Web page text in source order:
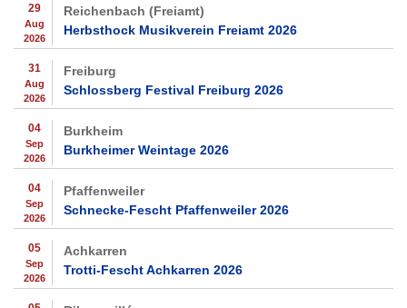
29
Aug
2026
Reichenbach (Freiamt)
Herbsthock Musikverein Freiamt 2026
31
Aug
2026
Freiburg
Schlossberg Festival Freiburg 2026
04
Sep
2026
Burkheim
Burkheimer Weintage 2026
04
Sep
2026
Pfaffenweiler
Schnecke-Fescht Pfaffenweiler 2026
05
Sep
2026
Achkarren
Trotti-Fescht Achkarren 2026